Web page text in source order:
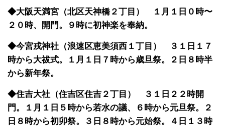
◆大阪天満宮（北区天神橋２丁目） １月１日０時〜
２０時、開門。９時に初神楽を奉納。
◆今宮戎神社（浪速区恵美須西１丁目） ３１日１７
時から大祓式。１月１日７時から歳旦祭。２日８時半
から新年祭。
◆住吉大社（住吉区住吉２丁目） ３１日２２時開
門。１月１日５時から若水の議、６時から元旦祭。２
日８時から初卯祭。３日８時から元始祭。４日１３時